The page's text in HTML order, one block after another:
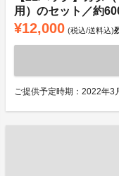
用）のセット／約
¥12,000 (税込/送料込)
ご提供予定時期：2022年3